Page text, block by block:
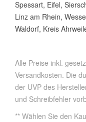
Spessart, Eifel,
Linz am Rhein,
Waldorf, Kreis
Alle Preise inkl.
Versandkosten. Die
der UVP des
und Schreibfehler
** Wählen Sie den